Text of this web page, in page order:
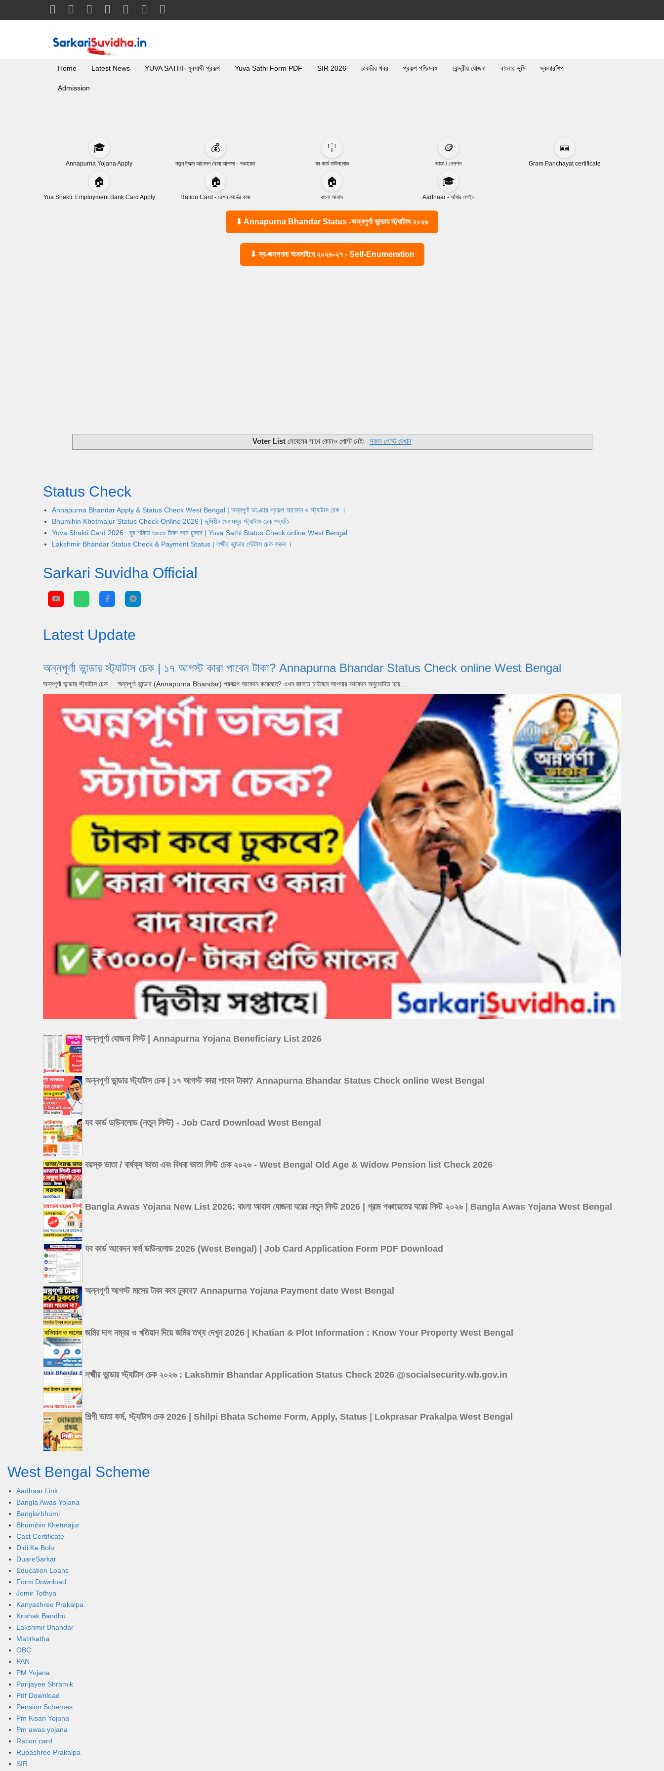
Home Latest News YUVA SATHI- যুবসাথী প্রকল্প Yuva Sathi Form PDF SIR 2026 চাকরির খবর প্রকল্প পশ্চিমবঙ্গ কেন্দ্রীয় যোজনা বাংলার ভূমি স্কলারশিপ
Admission
🎓
Annapurna Yojana Apply
💰
নতুন ট্যাক্স আবেদন /খানা আলাদা - পঞ্চায়েত
🪧
যব কার্ড ডাউনলোড
🪙
ভাতা / পেনশন
🪪
Gram Panchayat certificate
🏠
Yua Shakti: Employment Bank Card Apply
🏠
Ration Card - রেশন কার্ডের কাজ
🏠
বাংলা আবাস
🎓
Aadhaar - আঁধার লগইন
⬇ Annapurna Bhandar Status -অন্নপূর্ণা ভান্ডার স্ট্যাটাস ২০২৬
⬇ স্ব-জনগণনা অনলাইনে ২০২৬-২৭ - Self-Enumeration
Voter List লেবেলের সাথে কোনও পোস্ট নেই৷ সকল পোস্ট দেখান
Status Check
Annapurna Bhandar Apply & Status Check West Bengal | অন্নপূর্ণা ভাণ্ডার প্রকল্প আবেদন ও স্ট্যাটাস চেক ।
Bhumihin Khetmajur Status Check Online 2026 | ভূমিহীন খেতমজুর স্ট্যাটাস চেক পদ্ধতি
Yuva Shakti Card 2026 : যুব শক্তি ৩০০০ টাকা কবে ঢুকবে | Yuva Sathi Status Check online West Bengal
Lakshmir Bhandar Status Check & Payment Status | লক্ষ্মীর ভান্ডার স্টেটাস চেক করুন ।
Sarkari Suvidha Official
Latest Update
অন্নপূর্ণা ভান্ডার স্ট্যাটাস চেক | ১৭ আগস্ট কারা পাবেন টাকা? Annapurna Bhandar Status Check online West Bengal
অন্নপূর্ণা ভান্ডার স্ট্যাটাস চেক : অন্নপূর্ণা ভান্ডার (Annapurna Bhandar) প্রকল্পে আবেদন করেছেন? এখন জানতে চাইছেন আপনার আবেদন অনুমোদিত হয়ে...
অন্নপূর্ণা যোজনা লিস্ট | Annapurna Yojana Beneficiary List 2026
অন্নপূর্ণা ভান্ডার স্ট্যাটাস চেক | ১৭ আগস্ট কারা পাবেন টাকা? Annapurna Bhandar Status Check online West Bengal
যব কার্ড ডাউনলোড (নতুন লিস্ট) - Job Card Download West Bengal
বয়স্ক ভাতা / বার্ধক্য ভাতা এবং বিধবা ভাতা লিস্ট চেক ২০২৬ - West Bengal Old Age & Widow Pension list Check 2026
Bangla Awas Yojana New List 2026: বাংলা আবাস যোজনা ঘরের নতুন লিস্ট 2026 | গ্রাম পঞ্চায়েতের ঘরের লিস্ট ২০২৬ | Bangla Awas Yojana West Bengal
যব কার্ড আবেদন ফর্ম ডাউনলোড 2026 (West Bengal) | Job Card Application Form PDF Download
অন্নপূর্ণা আগস্ট মাসের টাকা কবে ঢুকবে? Annapurna Yojana Payment date West Bengal
জমির দাগ নম্বর ও খতিয়ান দিয়ে জমির তথ্য দেখুন 2026 | Khatian & Plot Information : Know Your Property West Bengal
লক্ষ্মীর ভান্ডার স্ট্যাটাস চেক ২০২৬ : Lakshmir Bhandar Application Status Check 2026 @socialsecurity.wb.gov.in
শিল্পী ভাতা ফর্ম, স্ট্যাটাস চেক 2026 | Shilpi Bhata Scheme Form, Apply, Status | Lokprasar Prakalpa West Bengal
West Bengal Scheme
Aadhaar Link
Bangla Awas Yojana
Banglarbhumi
Bhumihin Khetmajur
Cast Certificate
Didi Ke Bolo
DuareSarkar
Education Loans
Form Download
Jomir Tothya
Kanyashree Prakalpa
Krishak Bandhu
Lakshmir Bhandar
Matirkatha
OBC
PAN
PM Yojana
Parijayee Shramik
Pdf Download
Pension Schemes
Pm Kisan Yojana
Pm awas yojana
Ration card
Rupashree Prakalpa
SIR